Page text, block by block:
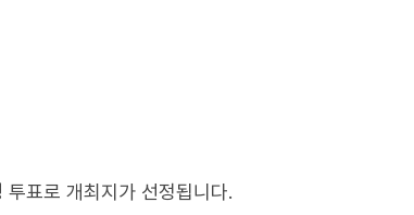
표로 개최지가 선정됩니다.